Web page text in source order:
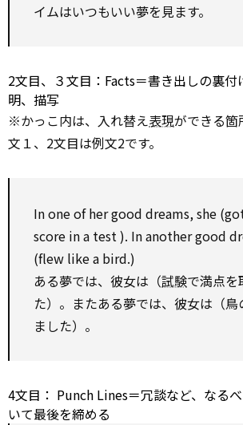
イムはいつもいい夢を見ます。
2文目、３文目：Facts＝書き出しの裏
明、描写
※かっこ内は、入れ替え表現ができる箇
文１、2文目は例文2です。
In one of her good dreams, she
score in a test). Inanothergood
(flew like a bird.)
ある夢では、彼女は（試験で満点を
た）。またある夢では、彼女は（鳥
ました）。
4文目： Punch Lines＝冗談など、なる
いて最後を締める